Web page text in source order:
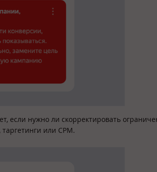
если нужно ли скорректировать
таргетинги или СРМ.